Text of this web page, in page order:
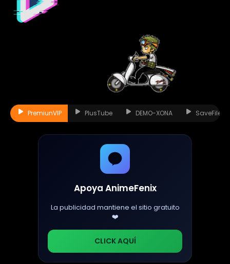
PremiunVIP PlusTube DEMO-XONA SaveFiles
Apoya AnimeFenix
La publicidad mantiene el sitio gratuito
❤️
CLICK AQUÍ